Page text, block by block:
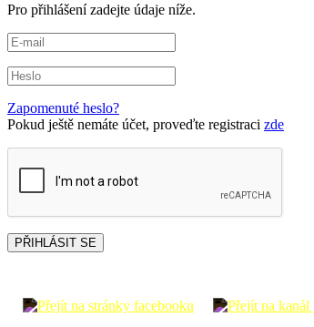
Pro přihlášení zadejte údaje níže.
Zapomenuté heslo?
Pokud ještě nemáte účet, proveďte registraci zde
PŘIHLÁSIT SE